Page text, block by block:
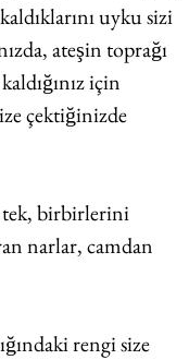
uyku sizi
ateşin toprağı
için
çektiğinizde
tek, birbirlerini
narlar, camdan
rengi size